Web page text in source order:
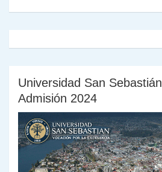
Universidad San Sebastián
Admisión 2024